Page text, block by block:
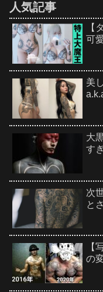
人気記事
【
可
美
大
す
次
と
【
の